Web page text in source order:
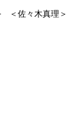
＜佐々木真理＞